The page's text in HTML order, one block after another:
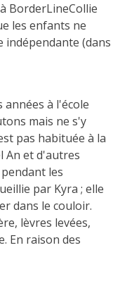
BorderLineCollie
les enfants ne
indépendante (dans
années à l'école
mais ne s'y
pas habituée à la
An et d'autres
les
par Kyra ; elle
dans le couloir.
lèvres levées,
En raison des